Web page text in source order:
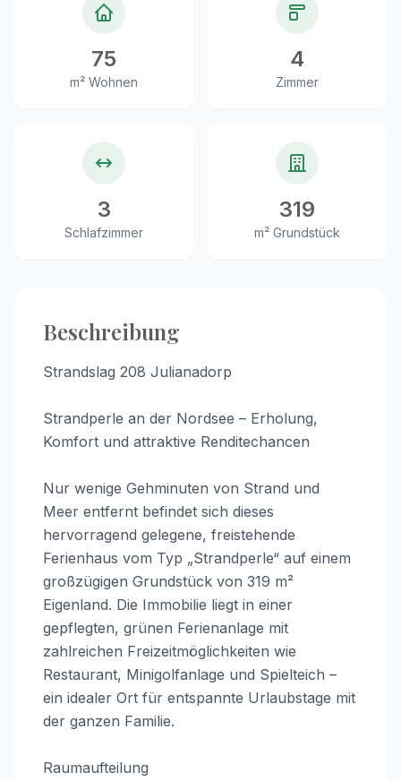
75
m² Wohnen
4
Zimmer
3
Schlafzimmer
319
m² Grundstück
Beschreibung
Strandslag 208 Julianadorp
Strandperle an der Nordsee – Erholung,
Komfort und attraktive Renditechancen
Nur wenige Gehminuten von Strand und
Meer entfernt befindet sich dieses
hervorragend gelegene, freistehende
Ferienhaus vom Typ „Strandperle“ auf einem
großzügigen Grundstück von 319 m²
Eigenland. Die Immobilie liegt in einer
gepflegten, grünen Ferienanlage mit
zahlreichen Freizeitmöglichkeiten wie
Restaurant, Minigolfanlage und Spielteich –
ein idealer Ort für entspannte Urlaubstage mit
der ganzen Familie.
Raumaufteilung